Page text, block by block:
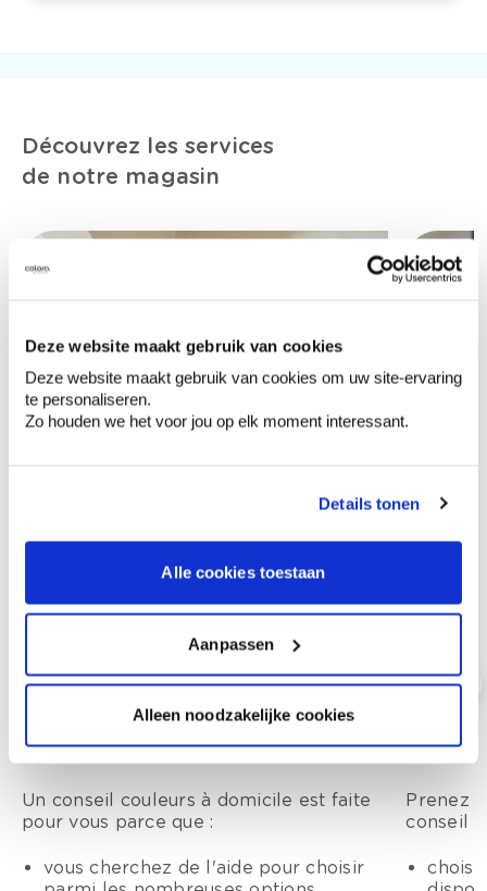
Deze website maakt gebruik van cookies
Deze website maakt gebruik van cookies om uw site-ervaring
te personaliseren.
Zo houden we het voor jou op elk moment interessant.
Details tonen
Alle cookies toestaan
Aanpassen
Alleen noodzakelijke cookies
Découvrez les services
de notre magasin
Conseil couleur à domicile
Un conseil couleurs à domicile est faite
pour vous parce que :
vous cherchez de l'aide pour choisir
Conseil
Prenez
conseil